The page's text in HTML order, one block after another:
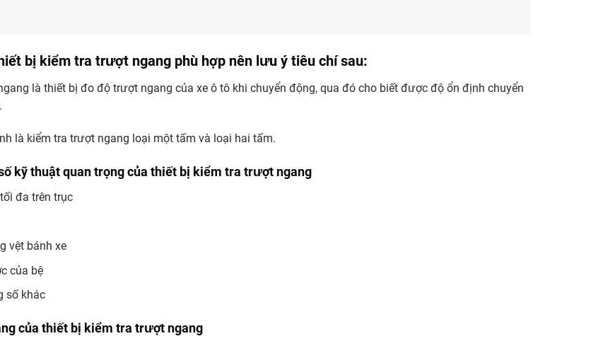
bị kiểm tra trượt ngang phù hợp nên lưu ý tiêu chí sau:
là thiết bị đo độ trượt ngang của xe ô tô khi chuyển động, qua đó cho biết được độ ổn định chuyển
là kiểm tra trượt ngang loại một tấm và loại hai tấm.
kỹ thuật quan trọng của thiết bị kiểm tra trượt ngang
đa trên trục
vệt bánh xe
của bệ
số khác
của thiết bị kiểm tra trượt ngang